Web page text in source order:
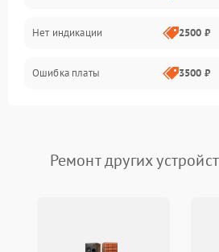
Нет индикации 2500 ₽
Ошибка платы 3500 ₽
Ремонт других